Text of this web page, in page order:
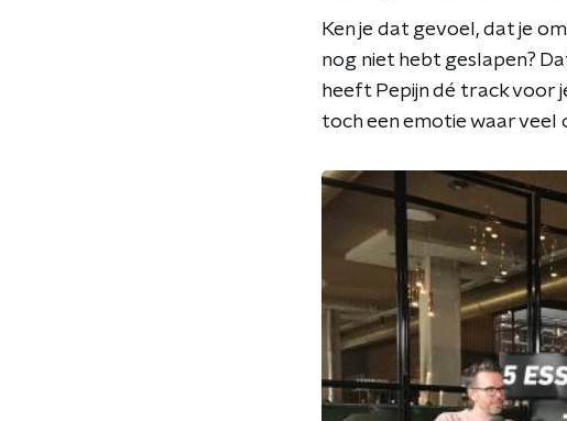
Ken je dat gevoel, dat je
nog niet hebt geslapen?
heeft Pepijn dé track voor
toch een emotie waar veel